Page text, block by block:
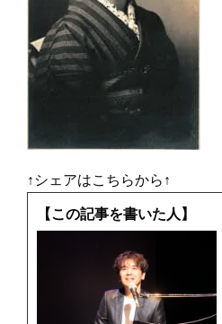
↑シェアはこちらから↑
【この記事を書いた人】